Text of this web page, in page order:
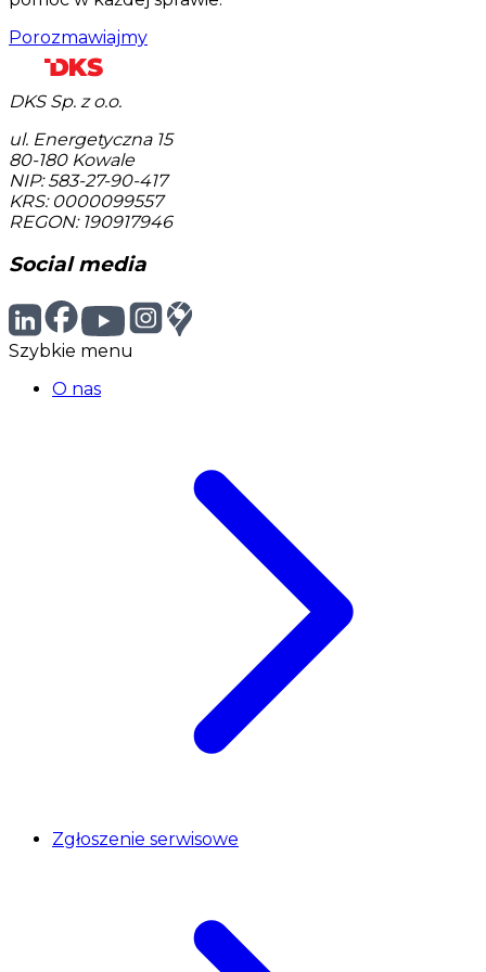
Porozmawiajmy
DKS Sp. z o.o.
ul. Energetyczna 15
80-180 Kowale
NIP: 583-27-90-417
KRS: 0000099557
REGON: 190917946
Social media
Szybkie menu
O nas
Zgłoszenie serwisowe